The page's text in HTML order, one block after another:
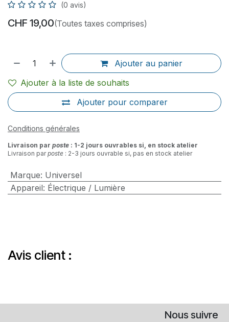
(0 avis)
CHF 19,00(Toutes taxes comprises)
Ajouter au panier
Ajouter pour comparer
Ajouter à la liste de souhaits
Conditions générales
Livraison par poste : 1-2 jours ouvrables si, en stock atelier
Livraison parposte : 2-3 jours ouvrable si, pas en stock atelier
Marque: Universel
Appareil: Électrique / Lumière
Avis client :
Nous suivre